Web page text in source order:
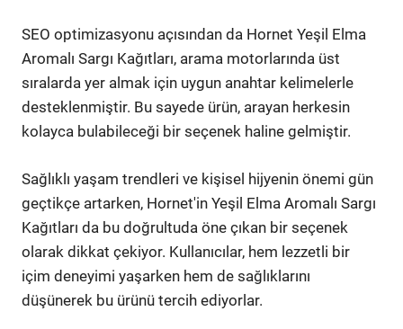
SEO optimizasyonu açısından da Hornet Yeşil Elma
Aromalı Sargı Kağıtları, arama motorlarında üst
sıralarda yer almak için uygun anahtar kelimelerle
desteklenmiştir. Bu sayede ürün, arayan herkesin
kolayca bulabileceği bir seçenek haline gelmiştir.
Sağlıklı yaşam trendleri ve kişisel hijyenin önemi gün
geçtikçe artarken, Hornet'in Yeşil Elma Aromalı Sargı
Kağıtları da bu doğrultuda öne çıkan bir seçenek
olarak dikkat çekiyor. Kullanıcılar, hem lezzetli bir
içim deneyimi yaşarken hem de sağlıklarını
düşünerek bu ürünü tercih ediyorlar.